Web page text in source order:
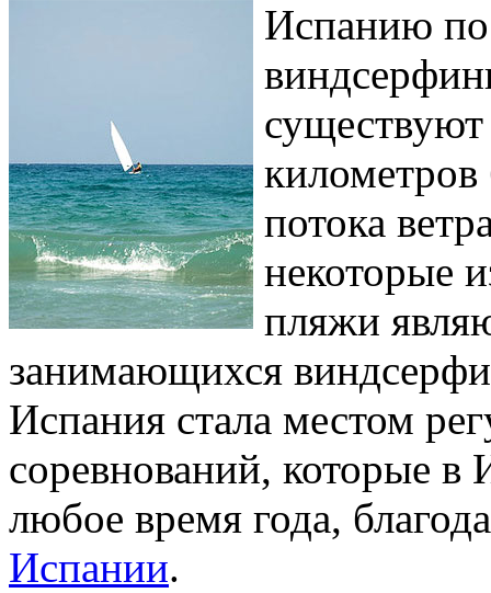
Испанию
километров
потока
некоторые
пляжи
занимающихся
Испания стала местом
соревнований, которые в
любое время года,
Испании.